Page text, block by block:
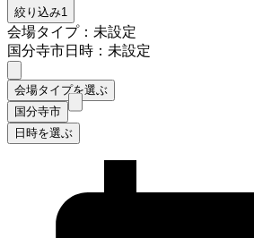
絞り込み1
会場タイプ：未設定
国分寺市日時：未設定
会場タイプを選ぶ
国分寺市
日時を選ぶ